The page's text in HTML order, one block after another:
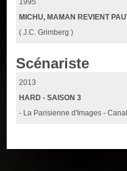
MICHU, MAMAN REVIENT
( J.C. Grimberg )
Scénariste
2013
HARD - SAISON 3
- La Parisienne d'Images -